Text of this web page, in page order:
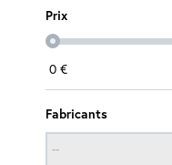
Prix
0 €
Fabricants